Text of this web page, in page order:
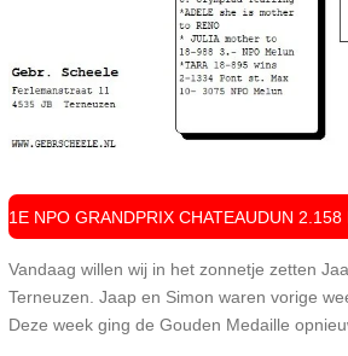
1E NPO GRANDPRIX CHATEAUDUN 2.158
Vandaag willen wij in het zonnetje zetten
Terneuzen. Jaap en Simon waren vorige
Deze week ging de Gouden Medaille